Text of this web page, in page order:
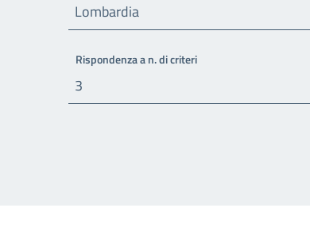
Lombardia
Rispondenza a n. di criteri
3